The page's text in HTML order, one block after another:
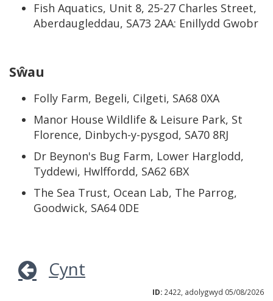
Fish Aquatics, Unit 8, 25-27 Charles Street,
Aberdaugleddau, SA73 2AA: Enillydd Gwobr
Sŵau
Folly Farm, Begeli, Cilgeti, SA68 0XA
Manor House Wildlife & Leisure Park, St
Florence, Dinbych-y-pysgod, SA70 8RJ
Dr Beynon's Bug Farm, Lower Harglodd,
Tyddewi, Hwlffordd, SA62 6BX
The Sea Trust, Ocean Lab, The Parrog,
Goodwick, SA64 0DE
Cynt
ID: 2422, adolygwyd 05/08/2026